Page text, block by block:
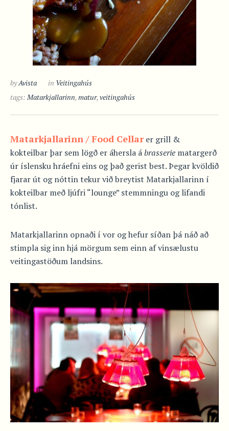
byAvista in Veitingahús
tags: Matarkjallarinn, matur, veitingahús
Matarkjallarinn / Food Cellar er grill &
kokteilbar þar sem lögð er áhersla ábrasserie matargerð
úr íslensku hráefni eins og það gerist best. Þegar kvöldið
fjarar út og nóttin tekur við breytist Matarkjallarinn í
kokteilbar með ljúfri “lounge” stemmningu og lifandi
tónlist.
Matarkjallarinn opnaði í vor og hefur síðan þá náð að
stimpla sig inn hjá mörgum sem einn af vinsælustu
veitingastöðum landsins.